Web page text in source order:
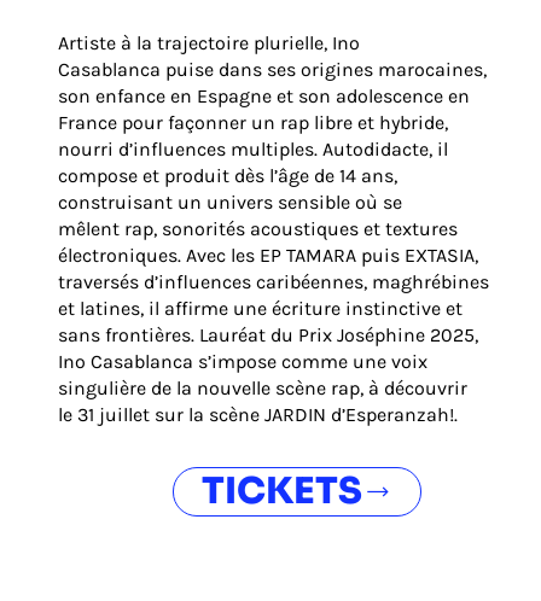
Artiste à la trajectoire plurielle, Ino
Casablanca puise dans ses origines marocaines,
son enfance en Espagne et son adolescence en
France pour façonner un rap libre et hybride,
nourri d’influences multiples. Autodidacte, il
compose et produit dès l’âge de 14 ans,
construisant un univers sensible où se
mêlent rap, sonorités acoustiques et textures
électroniques. Avec les EP TAMARA puis EXTASIA,
traversés d’influences caribéennes, maghrébines
et latines, il affirme une écriture instinctive et
sans frontières. Lauréat du Prix Joséphine 2025,
Ino Casablanca s’impose comme une voix
singulière de la nouvelle scène rap, à découvrir
le 31 juillet sur la scène JARDIN d’Esperanzah!.
TICKETS